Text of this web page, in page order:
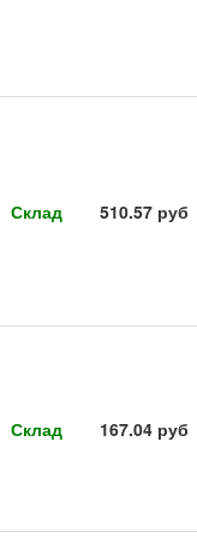
Склад 510.57 руб
Склад 167.04 руб